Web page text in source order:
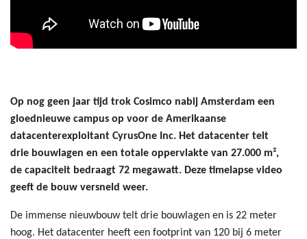
Op nog geen jaar tijd trok Cosimco nabij Amsterdam een
gloednieuwe campus op voor de Amerikaanse
datacenterexploitant CyrusOne Inc. Het datacenter telt
drie bouwlagen en een totale oppervlakte van 27.000 m²,
de capaciteit bedraagt 72 megawatt. Deze timelapse video
geeft de bouw versneld weer.
De immense nieuwbouw telt drie bouwlagen en is 22 meter
hoog. Het datacenter heeft een footprint van 120 bij 6 meter